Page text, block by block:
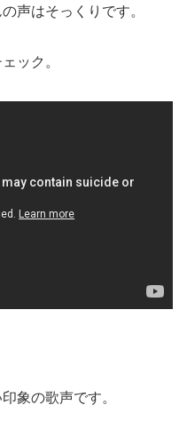
声はそっくりです。
ック。
象の歌声です。